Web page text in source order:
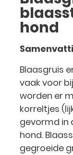
hond
Blaasgruis
vaak voor
worden er
korreltjes
gevormd in
hond.
gegroeide